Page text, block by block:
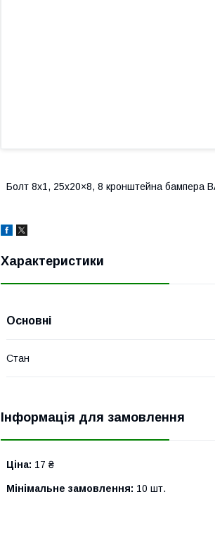
Болт 8х1, 25х20×8, 8 кронштейна бампера
Характеристики
Основні
Стан
Інформація для замовлення
Ціна: 17 ₴
Мінімальне замовлення: 10 шт.